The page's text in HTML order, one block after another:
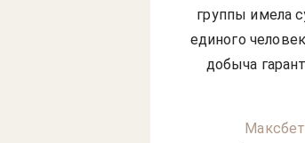
группы имела
единого
добыча
Максбет